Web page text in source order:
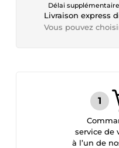
Délai
Livraison express
Vous pouvez
service de
à l’un de